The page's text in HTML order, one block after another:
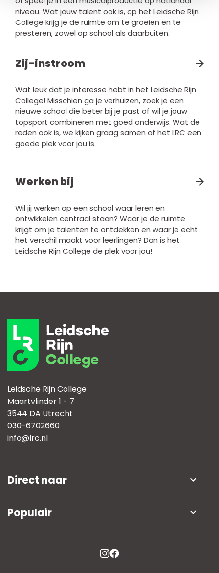
niveau. Wat jouw talent ook is, op het Leidsche Rijn
College krijg je de ruimte om te groeien en te
presteren, zowel op school als daarbuiten.
Zij-instroom
Wat leuk dat je interesse hebt in het Leidsche Rijn
College! Misschien ga je verhuizen, zoek je een
nieuwe school die beter bij je past of wil je jouw
topsport combineren met goed onderwijs. Wat de
reden ook is, we kijken graag samen of het LRC een
goede plek voor jou is.
Werken bij
Wil jij werken op een school waar leren en
ontwikkelen centraal staan? Waar je de ruimte
krijgt om je talenten te ontdekken en waar je echt
het verschil maakt voor leerlingen? Dan is het
Leidsche Rijn College de plek voor jou!
Leidsche Rijn College
Maartvlinder 1 - 7
3544 DA Utrecht
030-6702660
info@lrc.nl
Direct naar
Werken bij
Populair